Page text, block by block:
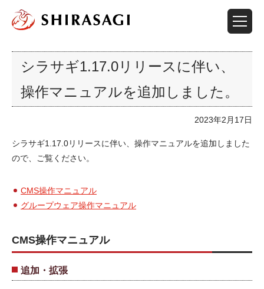
シラサギ1.17.0リリースに伴い、
操作マニュアルを追加しました。
2023年2月17日
シラサギ1.17.0リリースに伴い、操作マニュアルを追加しました
ので、ご覧ください。
CMS操作マニュアル
グループウェア操作マニュアル
CMS操作マニュアル
追加・拡張